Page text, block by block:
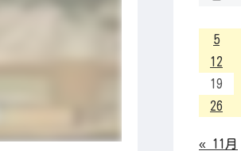
5
12
19
26
« 11月